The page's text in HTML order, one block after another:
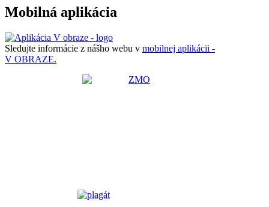
Mobilná aplikácia
Sledujte informácie z nášho webu v mobilnej aplikácii -
V OBRAZE.